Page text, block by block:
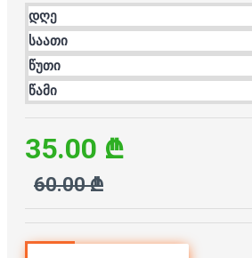
დღე
საათი
წუთი
წამი
35.00 ₾
60.00 ₾